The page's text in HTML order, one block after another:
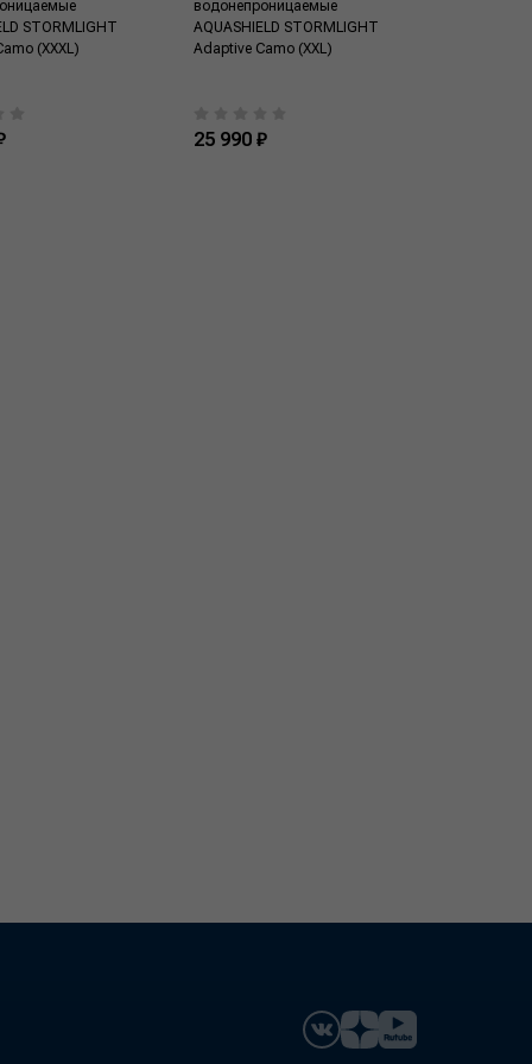
STORMLIGHT
(XXXL)
водонепроницаемые
AQUASHIELD STORMLIGHT
Adaptive Camo (XXL)
25 990 ₽